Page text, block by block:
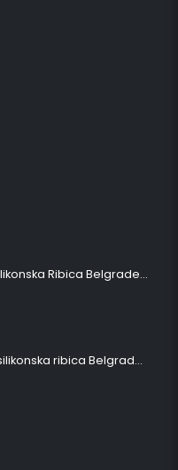
Šetač HOLO srednji silikonska Ribica Belgrade Walker
Šetač srednji NATUR silikonska ribica Belgrade Walker